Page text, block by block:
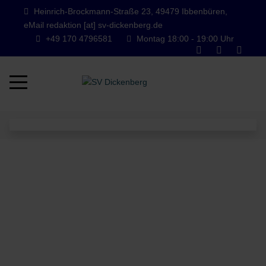
Heinrich-Brockmann-Straße 23, 49479 Ibbenbüren,
eMail redaktion [at] sv-dickenberg.de
+49 170 4796581
Montag 18:00 - 19:00 Uhr
Mobile Menu Toggle